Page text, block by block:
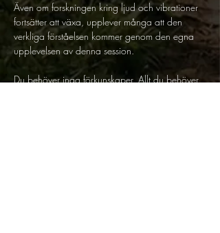
Även om forskningen kring ljud och vibrationer
fortsätter att växa, upplever många att den
verkliga förståelsen kommer genom den egna
upplevelsen av denna session.
Du behöver inga förkunskaper. Allt du behöver